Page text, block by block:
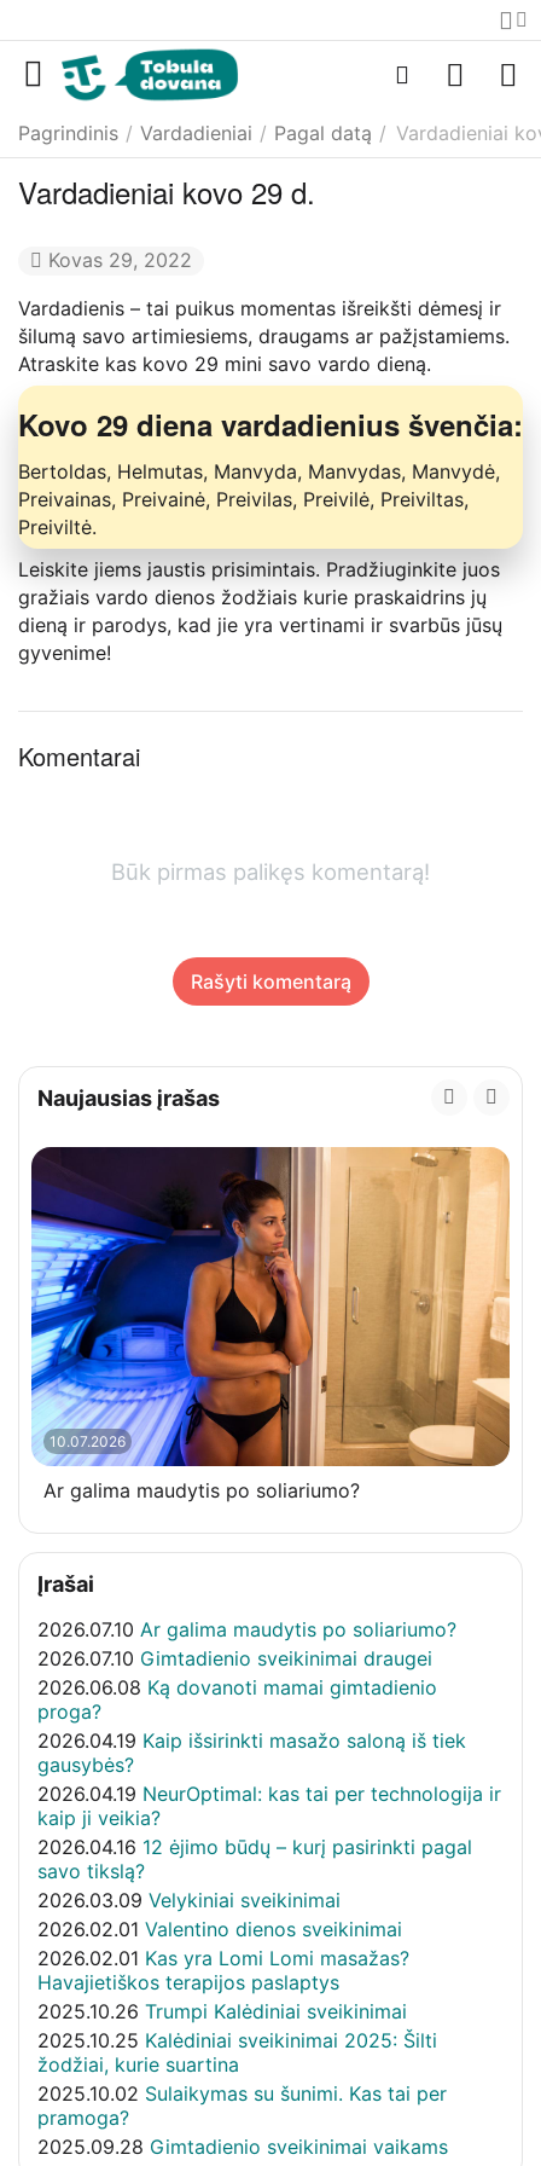
Pagrindinis / Vardadieniai / Pagal datą / Vardadieniai
Vardadieniai kovo 29 d.
Kovas 29, 2022
Vardadienis – tai puikus momentas išreikšti dėmesį ir
šilumą savo artimiesiems, draugams ar pažįstamiems.
Atraskite kas kovo 29 mini savo vardo dieną.
Kovo 29 diena vardadienius švenčia:
Bertoldas, Helmutas, Manvyda, Manvydas, Manvydė,
Preivainas, Preivainė, Preivilas, Preivilė, Preiviltas,
Preiviltė.
Leiskite jiems jaustis prisimintais. Pradžiuginkite juos
gražiais vardo dienos žodžiais kurie praskaidrins jų
dieną ir parodys, kad jie yra vertinami ir svarbūs jūsų
gyvenime!
Komentarai
Būk pirmas palikęs komentarą!
Rašyti komentarą
Naujausias įrašas
10.07.2026
Ar galima maudytis po soliariumo?
Įrašai
2026.07.10 Ar galima maudytis po soliariumo?
2026.07.10 Gimtadienio sveikinimai draugei
2026.06.08 Ką dovanoti mamai gimtadienio
proga?
2026.04.19 Kaip išsirinkti masažo saloną iš tiek
gausybės?
2026.04.19 NeurOptimal: kas tai per technologija ir
kaip ji veikia?
2026.04.16 12 ėjimo būdų – kurį pasirinkti pagal
savo tikslą?
2026.03.09 Velykiniai sveikinimai
2026.02.01 Valentino dienos sveikinimai
2026.02.01 Kas yra Lomi Lomi masažas?
Havajietiškos terapijos paslaptys
2025.10.26 Trumpi Kalėdiniai sveikinimai
2025.10.25 Kalėdiniai sveikinimai 2025: Šilti
žodžiai, kurie suartina
2025.10.02 Sulaikymas su šunimi. Kas tai per
pramoga?
2025.09.28 Gimtadienio sveikinimai vaikams